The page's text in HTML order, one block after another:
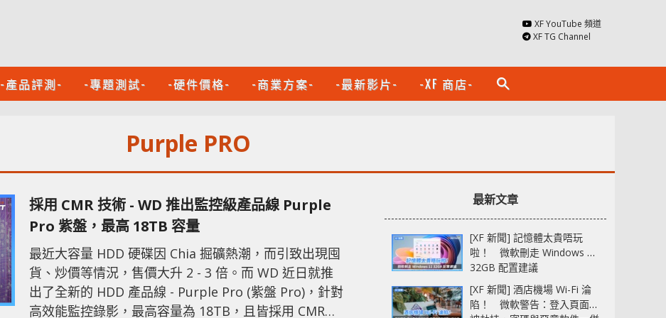
XF YouTube 頻道
XF TG Channel
-產品評測- -專題測試- -硬件價格- -商業方案- -最新影片- -XF 商店- search
Purple PRO
採用 CMR 技術 - WD 推出監控級產品線 Purple
Pro 紫盤，最高 18TB 容量
最近大容量 HDD 硬碟因 Chia 掘礦熱潮，而引致出現囤
貨、炒價等情況，售價大升 2 - 3 倍。而 WD 近日就推
出了全新的 HDD 產品線 - Purple Pro (紫盤 Pro)，針對
高效能監控錄影，最高容量為 18TB，且皆採用 CMR。
最新文章
[XF 新聞] 記憶體太貴唔玩
啦！ 微軟刪走 Windows 11
32GB 配置建議
[XF 新聞] 酒店機場 Wi-Fi 淪
陷！ 微軟警告：登入頁面可